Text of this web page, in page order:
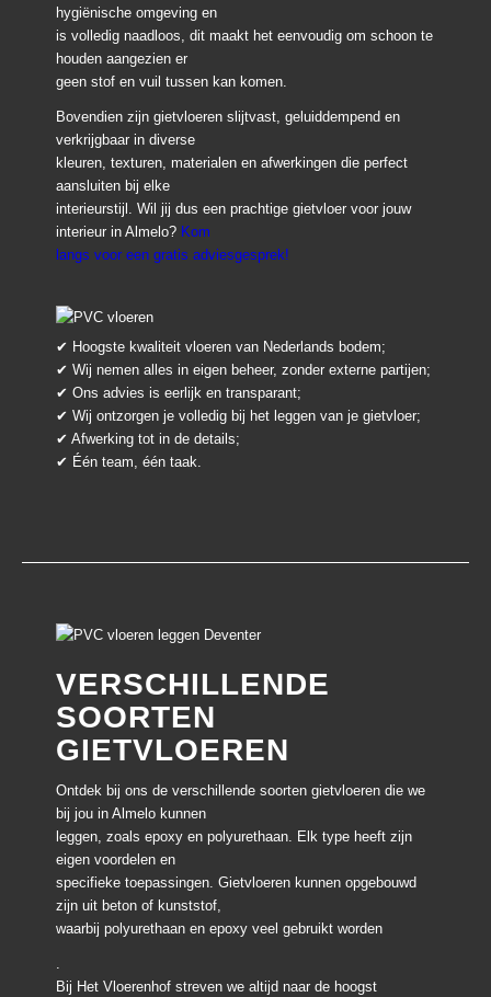
hygiënische omgeving en
is volledig naadloos, dit maakt het eenvoudig om schoon te
houden aangezien er
geen stof en vuil tussen kan komen.
Bovendien zijn gietvloeren slijtvast, geluiddempend en
verkrijgbaar in diverse
kleuren, texturen, materialen en afwerkingen die perfect
aansluiten bij elke
interieurstijl. Wil jij dus een prachtige gietvloer voor jouw
interieur in Almelo? Kom
langs voor een gratis adviesgesprek!
✔ Hoogste kwaliteit vloeren van Nederlands bodem;
✔ Wij nemen alles in eigen beheer, zonder externe partijen;
✔ Ons advies is eerlijk en transparant;
✔ Wij ontzorgen je volledig bij het leggen van je gietvloer;
✔ Afwerking tot in de details;
✔ Één team, één taak.
VERSCHILLENDE
SOORTEN
GIETVLOEREN
Ontdek bij ons de verschillende soorten gietvloeren die we
bij jou in Almelo kunnen
leggen, zoals epoxy en polyurethaan. Elk type heeft zijn
eigen voordelen en
specifieke toepassingen. Gietvloeren kunnen opgebouwd
zijn uit beton of kunststof,
waarbij polyurethaan en epoxy veel gebruikt worden
.
Bij Het Vloerenhof streven we altijd naar de hoogst